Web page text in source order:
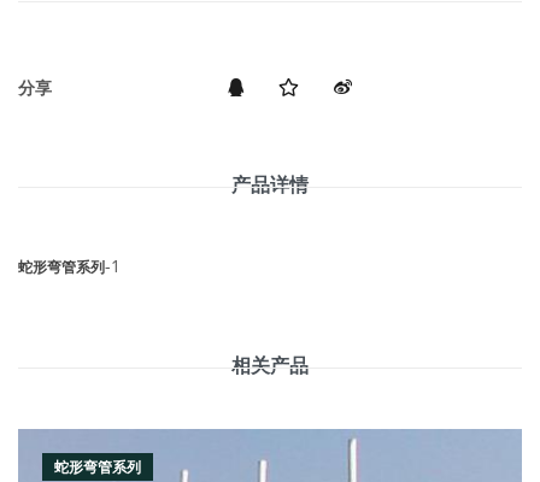
分享
产品详情
蛇形弯管系列-1
相关产品
蛇形弯管系列